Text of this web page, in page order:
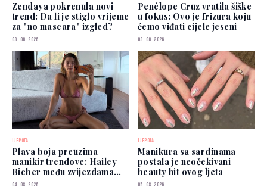
Zendaya pokrenula novi
trend: Da li je stiglo vrijeme
za "no mascara" izgled?
03. 08. 2026.
Penélope Cruz vratila šiške
u fokus: Ovo je frizura koju
ćemo viđati cijele jeseni
03. 08. 2026.
LJEPOTA
Plava boja preuzima
manikir trendove: Hailey
Bieber među zvijezdama
koje je već nose
04. 08. 2026.
LJEPOTA
Manikura sa sardinama
postala je neočekivani
beauty hit ovog ljeta
05. 08. 2026.